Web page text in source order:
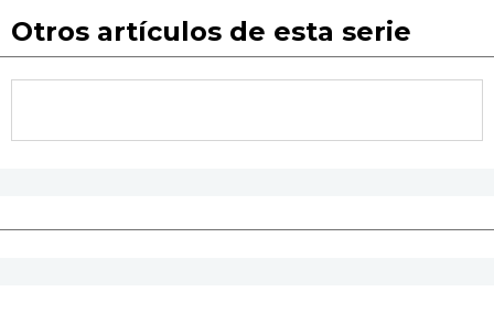
Otros artículos de esta serie